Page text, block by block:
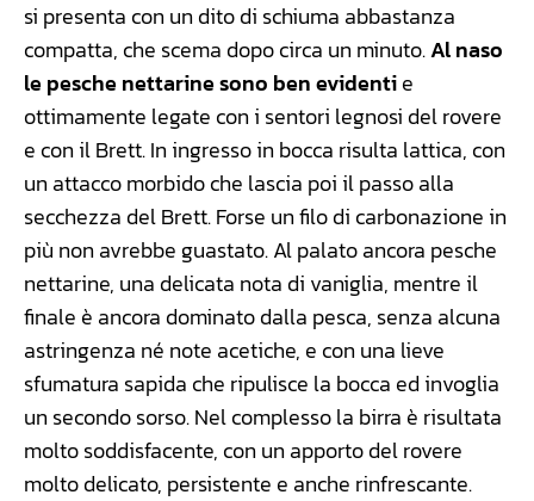
si presenta con un dito di schiuma abbastanza
compatta, che scema dopo circa un minuto.Al naso
le pesche nettarine sono ben evidentie
ottimamente legate con i sentori legnosi del rovere
e con il Brett. In ingresso in bocca risulta lattica, con
un attacco morbido che lascia poi il passo alla
secchezza del Brett. Forse un filo di carbonazione in
più non avrebbe guastato. Al palato ancora pesche
nettarine, una delicata nota di vaniglia, mentre il
finale è ancora dominato dalla pesca, senza alcuna
astringenza né note acetiche, e con una lieve
sfumatura sapida che ripulisce la bocca ed invoglia
un secondo sorso. Nel complesso la birra è risultata
molto soddisfacente, con un apporto del rovere
molto delicato, persistente e anche rinfrescante.